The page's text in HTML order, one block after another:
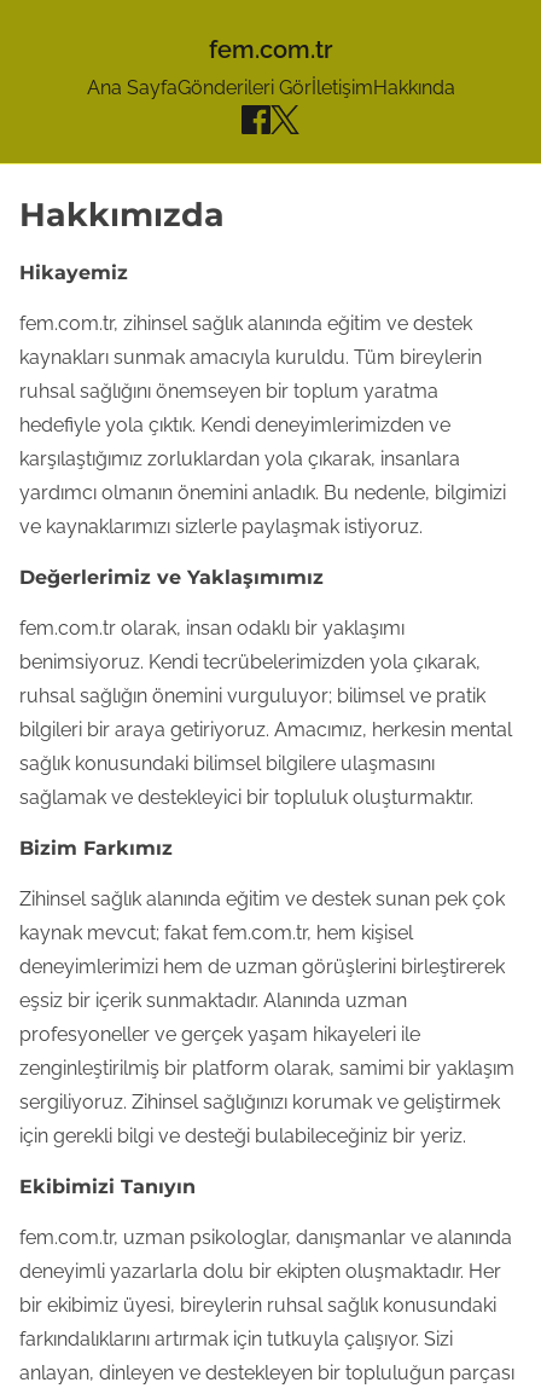
fem.com.tr
Ana SayfaGönderileri GörİletişimHakkında
Hakkımızda
Hikayemiz
fem.com.tr, zihinsel sağlık alanında eğitim ve destek
kaynakları sunmak amacıyla kuruldu. Tüm bireylerin
ruhsal sağlığını önemseyen bir toplum yaratma
hedefiyle yola çıktık. Kendi deneyimlerimizden ve
karşılaştığımız zorluklardan yola çıkarak, insanlara
yardımcı olmanın önemini anladık. Bu nedenle, bilgimizi
ve kaynaklarımızı sizlerle paylaşmak istiyoruz.
Değerlerimiz ve Yaklaşımımız
fem.com.tr olarak, insan odaklı bir yaklaşımı
benimsiyoruz. Kendi tecrübelerimizden yola çıkarak,
ruhsal sağlığın önemini vurguluyor; bilimsel ve pratik
bilgileri bir araya getiriyoruz. Amacımız, herkesin mental
sağlık konusundaki bilimsel bilgilere ulaşmasını
sağlamak ve destekleyici bir topluluk oluşturmaktır.
Bizim Farkımız
Zihinsel sağlık alanında eğitim ve destek sunan pek çok
kaynak mevcut; fakat fem.com.tr, hem kişisel
deneyimlerimizi hem de uzman görüşlerini birleştirerek
eşsiz bir içerik sunmaktadır. Alanında uzman
profesyoneller ve gerçek yaşam hikayeleri ile
zenginleştirilmiş bir platform olarak, samimi bir yaklaşım
sergiliyoruz. Zihinsel sağlığınızı korumak ve geliştirmek
için gerekli bilgi ve desteği bulabileceğiniz bir yeriz.
Ekibimizi Tanıyın
fem.com.tr, uzman psikologlar, danışmanlar ve alanında
deneyimli yazarlarla dolu bir ekipten oluşmaktadır. Her
bir ekibimiz üyesi, bireylerin ruhsal sağlık konusundaki
farkındalıklarını artırmak için tutkuyla çalışıyor. Sizi
anlayan, dinleyen ve destekleyen bir topluluğun parçası